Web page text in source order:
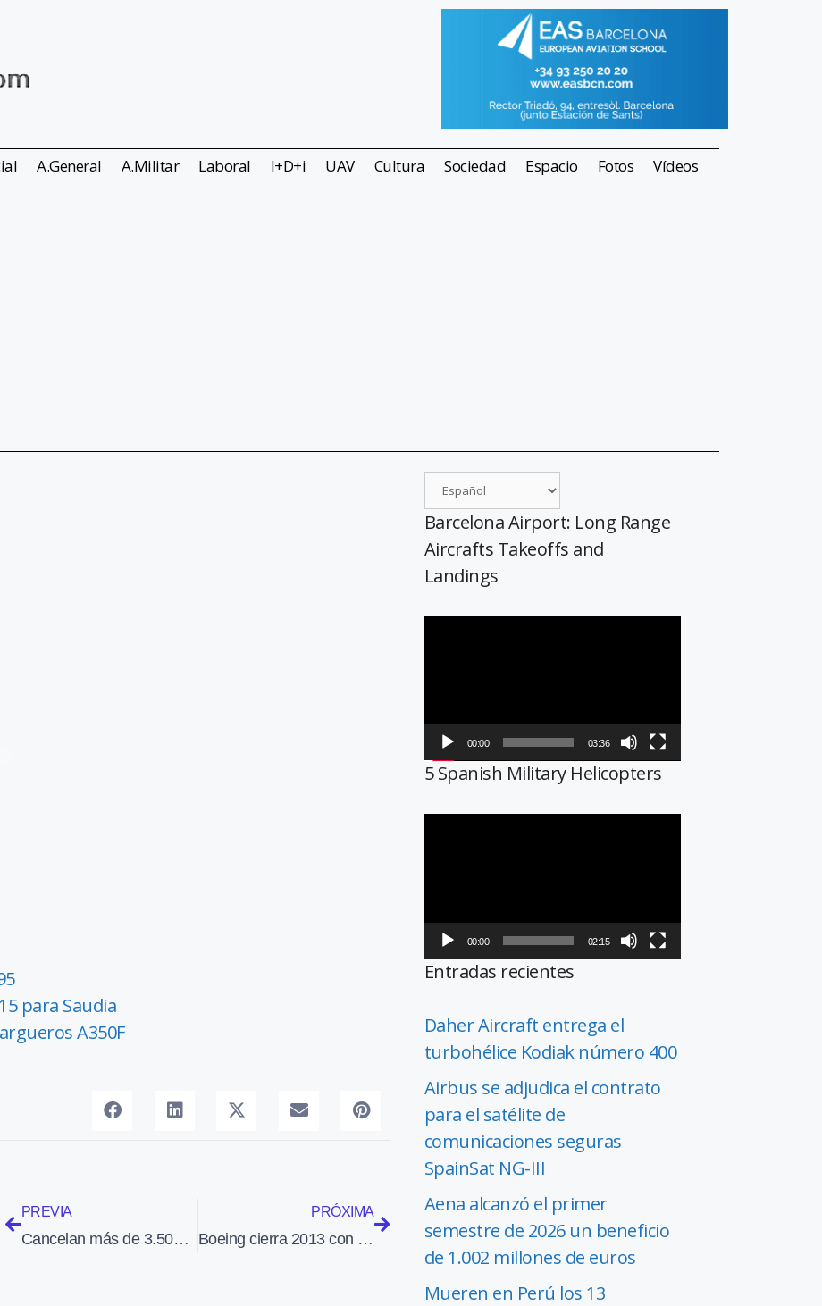
A.General A.Militar Laboral I+D+i UAV Cultura Sociedad Espacio Fotos Vídeos
para Saudia
A350F
PREVIA
Cancelan más de 3.500 vuelos por vórtice polar en EEUU
PRÓXIMA
Boeing cierra 2013 con récord de entregas de aviones comerciales
Barcelona Airport: Long Range
Aircrafts Takeoffs and
Landings
00:00 03:36
5 Spanish Military Helicopters
00:00 02:15
Entradas recientes
Daher Aircraft entrega el
turbohélice Kodiak número 400
Airbus se adjudica el contrato
para el satélite de
comunicaciones seguras
SpainSat NG-III
Aena alcanzó el primer
semestre de 2026 un beneficio
de 1.002 millones de euros
Mueren en Perú los 13